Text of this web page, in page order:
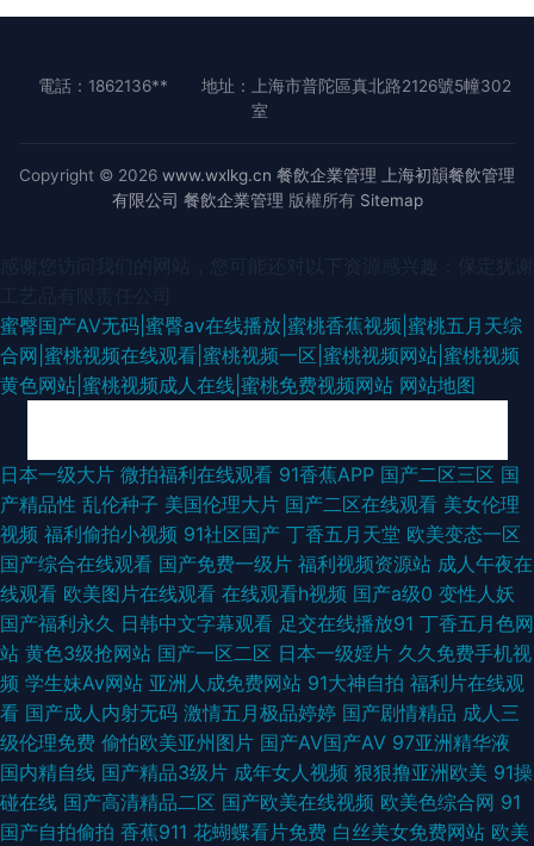
電話：1862136**
地址：上海市普陀區真北路2126號5幢302
室
Copyright © 2026 www.wxlkg.cn 餐飲企業管理 上海初韻餐飲管理
有限公司 餐飲企業管理 版權所有 Sitemap
蜜臀国产AV无码|蜜臀av在线播放|蜜桃香蕉视频|蜜桃五月天综
合网|蜜桃视频在线观看|蜜桃视频一区|蜜桃视频网站|蜜桃视频
黄色网站|蜜桃视频成人在线|蜜桃免费视频网站 网站地图
久久午夜神器 亚洲操逼在线 A级黄色毛片基地 老司机av影院 久草在线视频
不卡 國內精品區在綫 老湿激情影院 操操avcom av黄色成人在线 欧美性第一
页 欧美福利视频导航 欧美爱碰 日韩A片性爱网站 另类专区亚洲 18岁已成人
看片 91高清系列 91入口17 97久草热 超碰最新导航 午夜理论福利 欧美操逼
基地国产 A欧美A欧美A 日韩性爱导航 第一福利视频导航 香蕉视频在线观看
人人干超碰 AV日韩 97亚洲综合 婷婷色色悠悠 天天毛片 日韩欧美亚洲成人
亚洲成人性生活片 91视频97 日韩AV操逼 亚洲成人精品电影 老司机夜间剧场
日本一级大片 微拍福利在线观看 91香蕉APP 国产二区三区 国
产精品性 乱伦种子 美国伦理大片 国产二区在线观看 美女伦理
视频 福利偷拍小视频 91社区国产 丁香五月天堂 欧美变态一区
国产综合在线观看 国产免费一级片 福利视频资源站 成人午夜在
线观看 欧美图片在线观看 在线观看h视频 国产a级0 变性人妖
国产福利永久 日韩中文字幕观看 足交在线播放91 丁香五月色网
站 黄色3级抢网站 国产一区二区 日本一级婬片 久久免费手机视
频 学生妹Av网站 亚洲人成免费网站 91大神自拍 福利片在线观
看 国产成人内射无码 激情五月极品婷婷 国产剧情精品 成人三
级伦理免费 偷怕欧美亚州图片 国产AV国产AV 97亚洲精华液
国内精自线 国产精品3级片 成年女人视频 狠狠撸亚洲欧美 91操
碰在线 国产高清精品二区 国产欧美在线视频 欧美色综合网 91
国产自拍偷拍 香蕉911 花蝴蝶看片免费 白丝美女免费网站 欧美